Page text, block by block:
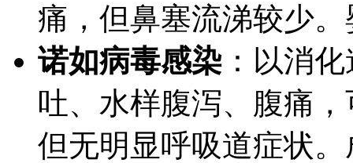
痛，但鼻塞流涕较少
诺如病毒感染 ：以消
吐、水样腹泻、腹痛
但无明显呼吸道症状